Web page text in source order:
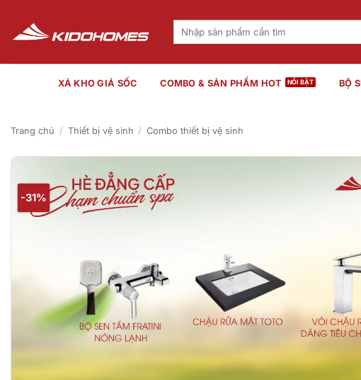
nội
dung
Tìm
XẢ KHO GIÁ SỐC COMBO & SẢN PHẨM HOT BỘ
Trang chủ / Thiết bị vệ sinh / Combo thiết bị vệ sinh
-31%